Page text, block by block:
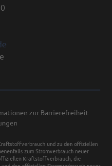
zur Barrierefreiheit
und zu den offiziellen
zum Stromverbrauch neuer
Kraftstoffverbrauch, die